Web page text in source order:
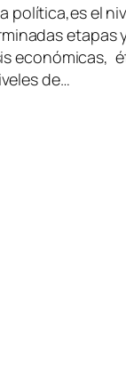
política,es el
etapas
económicas,
de…